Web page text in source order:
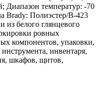
Диапазон температур: -70
Brady: Полиэстер/В-423
из белого глянцевого
ровных
компонентов, упаковки,
инвентаря,
шкафов, щитов,